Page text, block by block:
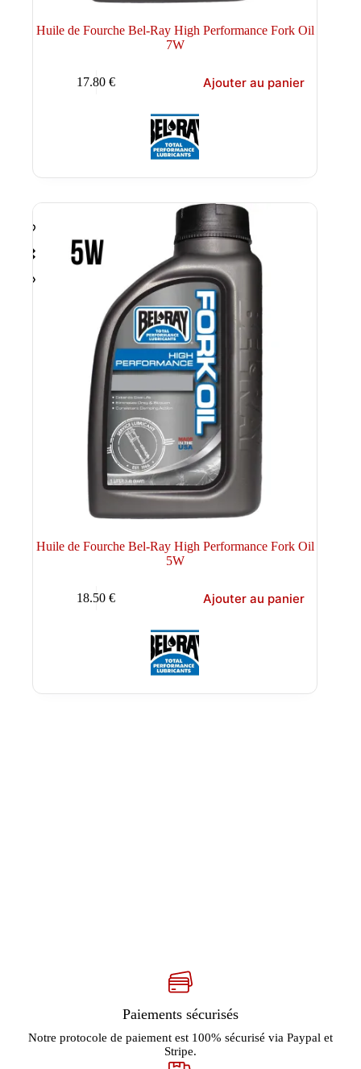
Huile de Fourche Bel-Ray High Performance Fork Oil
7W
17.80€ Ajouter au panier
Huile de Fourche Bel-Ray High Performance Fork Oil
5W
18.50€ Ajouter au panier
Paiements sécurisés
Notre protocole de paiement est 100% sécurisé via Paypal et
Stripe.